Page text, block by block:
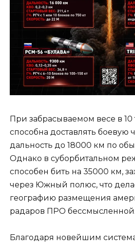
При забрасываемом весе в 10
способна доставлять боевую
дальность до 18000 км по
Однако в суборбитальном
способен бить на 35000 км,
через Южный полюс, что
географию размещения
радаров ПРО бессмысленной.
Благодаря новейшим